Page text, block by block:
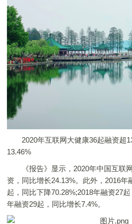
2020年互联网大健康36起融资超
13.46%
《报告》显示，2020年中国互联
资，同比增长24.13%。此外，2016年
起，同比下降70.28%;2018年融资27
年融资29起，同比增长7.4%。